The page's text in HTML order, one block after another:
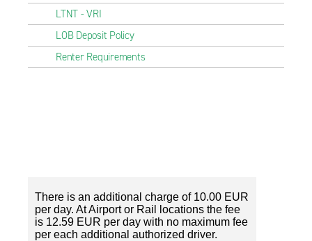
LTNT - VRI
LOB Deposit Policy
Renter Requirements
There is an additional charge of 10.00 EUR
per day. At Airport or Rail locations the fee
is 12.59 EUR per day with no maximum fee
per each additional authorized driver.